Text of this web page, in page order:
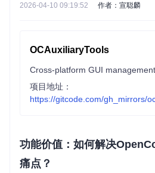
2026-04-10 09:19:52 作者：宣聪麟
OCAuxiliaryTools
项目地址：
https://gitcode.com/gh_mirrors/
功能价值：如何解决
痛点？